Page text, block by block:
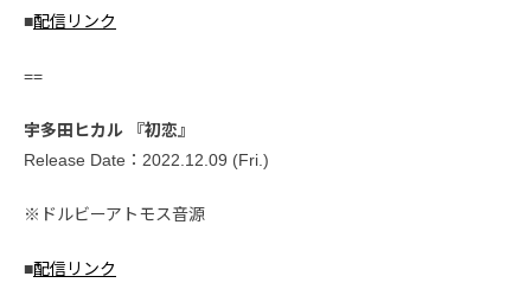
■配信リンク
==
宇多田ヒカル 『初恋』
Release Date：2022.12.09 (Fri.)
※ドルビーアトモス音源
■配信リンク